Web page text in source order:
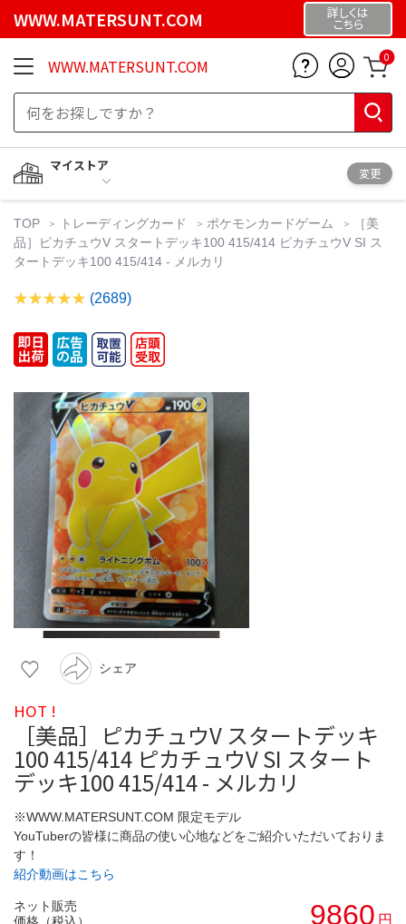
WWW.MATERSUNT.COM 詳しくは
こちら
WWW.MATERSUNT.COM 0
マイストア
変更
TOP トレーディングカード ポケモンカードゲーム
［美
品］ピカチュウV スタートデッキ100 415/414 ピカチュウV SI ス
タートデッキ100 415/414 - メルカリ
(2689)
シェア
HOT !
［美品］ピカチュウV スタートデッキ
100 415/414 ピカチュウV SI スタート
デッキ100 415/414 - メルカリ
※WWW.MATERSUNT.COM 限定モデル
YouTuberの皆様に商品の使い心地などをご紹介いただいておりま
す！
紹介動画はこちら
ネット販売
9860 円